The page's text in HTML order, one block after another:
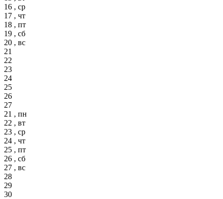
16 , ср
17 , чт
18 , пт
19 , сб
20 , вс
21
22
23
24
25
26
27
21 , пн
22 , вт
23 , ср
24 , чт
25 , пт
26 , сб
27 , вс
28
29
30